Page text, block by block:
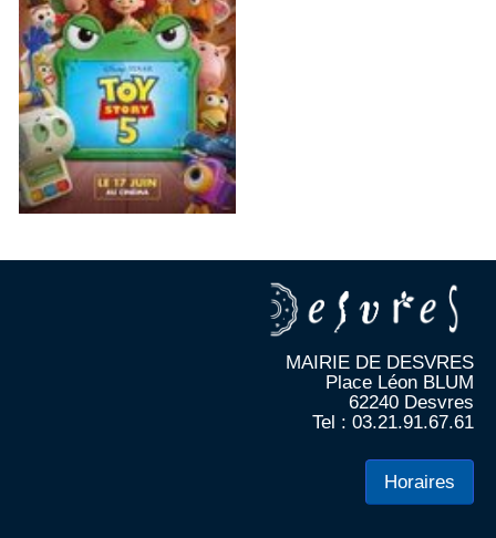
MAIRIE DE DESVRES
Place Léon BLUM
62240 Desvres
Tel : 03.21.91.67.61
Horaires